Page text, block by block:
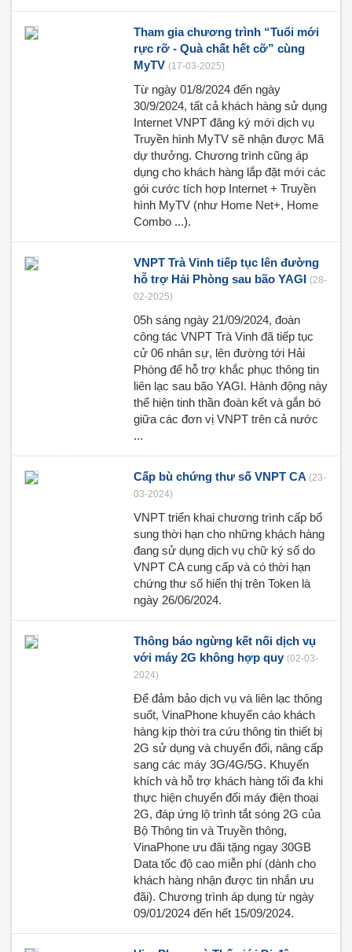
Tham gia chương trình “Tuổi mới
rực rỡ - Quà chất hết cỡ” cùng
MyTV (17-03-2025)
Từ ngày 01/8/2024 đến ngày
30/9/2024, tất cả khách hàng sử dụng
Internet VNPT đăng ký mới dịch vụ
Truyền hình MyTV sẽ nhận được Mã
dự thưởng. Chương trình cũng áp
dụng cho khách hàng lắp đặt mới các
gói cước tích hợp Internet + Truyền
hình MyTV (như Home Net+, Home
Combo ...).
VNPT Trà Vinh tiếp tục lên đường
hỗ trợ Hải Phòng sau bão YAGI (28-
02-2025)
05h sáng ngày 21/09/2024, đoàn
công tác VNPT Trà Vinh đã tiếp tục
cử 06 nhân sự, lên đường tới Hải
Phòng để hỗ trợ khắc phục thông tin
liên lạc sau bão YAGI. Hành động này
thể hiện tinh thần đoàn kết và gắn bó
giữa các đơn vị VNPT trên cả nước
...
Cấp bù chứng thư số VNPT CA (23-
03-2024)
VNPT triển khai chương trình cấp bổ
sung thời hạn cho những khách hàng
đang sử dụng dịch vụ chữ ký số do
VNPT CA cung cấp và có thời hạn
chứng thư số hiển thị trên Token là
ngày 26/06/2024.
Thông báo ngừng kết nối dịch vụ
với máy 2G không hợp quy (02-03-
2024)
Để đảm bảo dịch vụ và liên lạc thông
suốt, VinaPhone khuyến cáo khách
hàng kịp thời tra cứu thông tin thiết bị
2G sử dụng và chuyển đổi, nâng cấp
sang các máy 3G/4G/5G. Khuyến
khích và hỗ trợ khách hàng tối đa khi
thực hiện chuyển đổi máy điện thoại
2G, đáp ứng lộ trình tắt sóng 2G của
Bộ Thông tin và Truyền thông,
VinaPhone ưu đãi tặng ngay 30GB
Data tốc độ cao miễn phí (dành cho
khách hàng nhận được tin nhắn ưu
đãi). Chương trình áp dụng từ ngày
09/01/2024 đến hết 15/09/2024.